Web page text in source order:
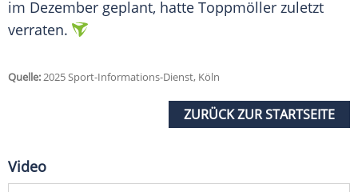
im Dezember geplant, hatte Toppmöller zuletzt
verraten.
Quelle:2025 Sport-Informations-Dienst, Köln
ZURÜCK ZUR STARTSEITE
Video